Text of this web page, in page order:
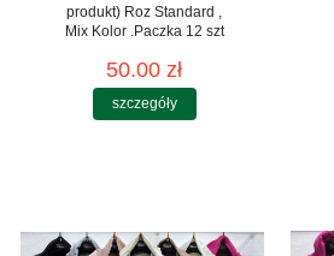
produkt) Roz Standard ,
Mix Kolor .Paczka 12 szt
50.00 zł
szczegóły